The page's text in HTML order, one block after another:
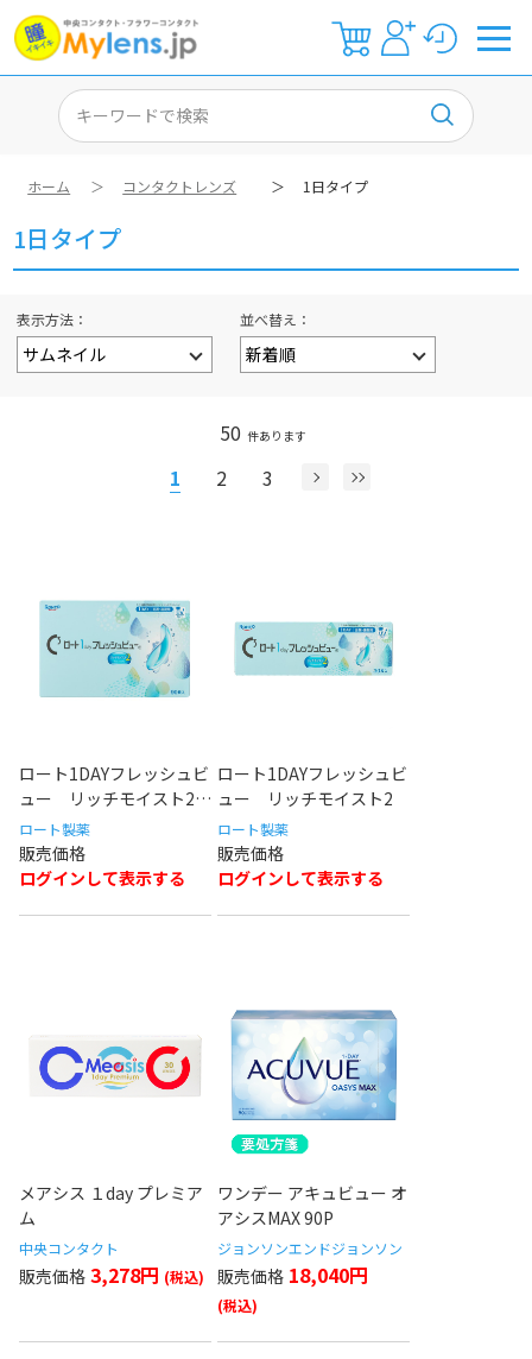
1日タイプ
並べ替え
表示方法
50 件あります
1 2 3
ロート1DAYフレッシュビ
ュー リッチモイスト2
90枚
ロート製薬
ログインして表示する
ロート1DAYフレッシュビ
ュー リッチモイスト2
ロート製薬
ログインして表示する
メアシス １day プレミア
ム
中央コンタクト
3,278円
ワンデー アキュビュー オ
アシスMAX 90P
ジョンソンエンドジョンソン
18,040円
ホーム ＞ コンタクトレンズ ＞ 1日タイプ